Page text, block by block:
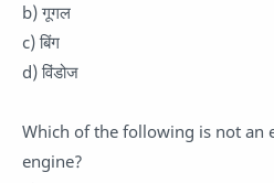
b) गूगल
c) बिंग
d) विंडोज
Which of the following is not an
engine?